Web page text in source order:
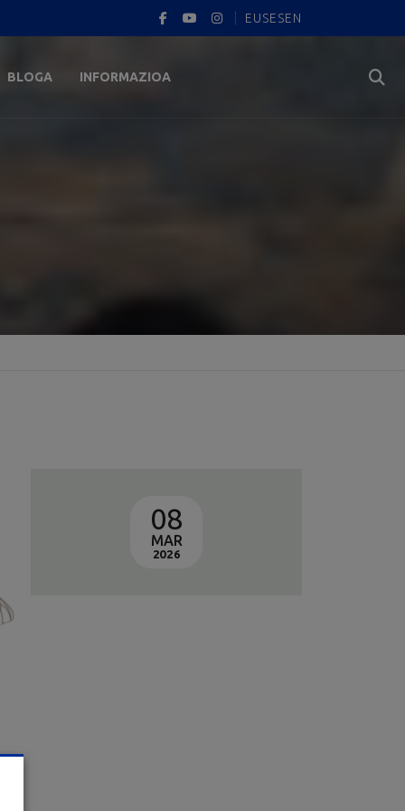
EUSESEN
BLOGA INFORMAZIOA
08
MAR
2026